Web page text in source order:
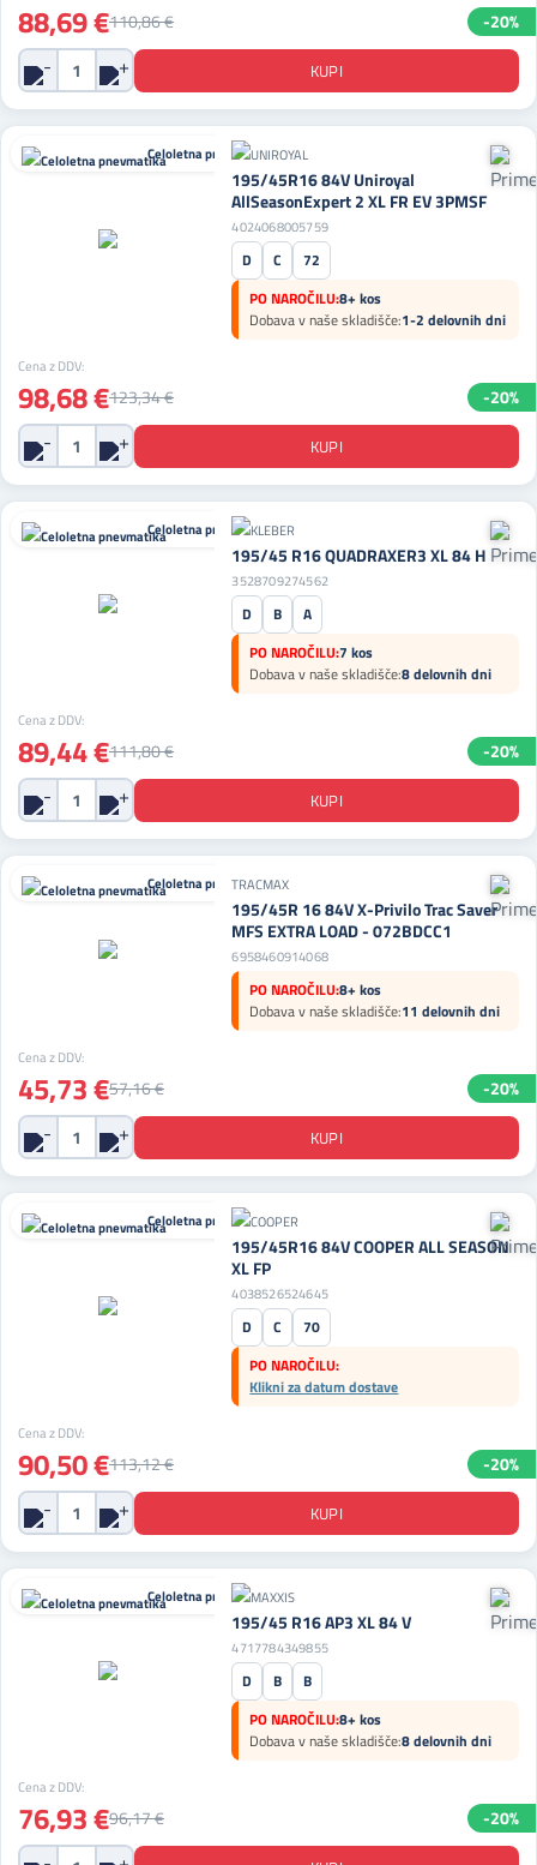
88,69 €110,86 € -20%
Celoletna pnevmatika
195/45R16 84V Uniroyal
AllSeasonExpert 2 XL FR EV 3PMSF
4024068005759
D C
72
PO NAROČILU:8+ kos
Dobava v naše skladišče:1-2 delovnih dni
Cena z DDV:
98,68 €123,34 € -20%
Celoletna pnevmatika
195/45 R16 QUADRAXER3 XL 84 H
3528709274562
D B
A
PO NAROČILU:7 kos
Dobava v naše skladišče:8 delovnih dni
Cena z DDV:
89,44 €111,80 € -20%
Celoletna pnevmatika
TRACMAX
195/45R 16 84V X-Privilo Trac Saver
MFS EXTRA LOAD - 072BDCC1
6958460914068
PO NAROČILU:8+ kos
Dobava v naše skladišče:11 delovnih dni
Cena z DDV:
45,73 €57,16 € -20%
Celoletna pnevmatika
195/45R16 84V COOPER ALL SEASON
XL FP
4038526524645
D C
70
PO NAROČILU:
Klikni za datum dostave
Cena z DDV:
90,50 €113,12 € -20%
Celoletna pnevmatika
195/45 R16 AP3 XL 84 V
4717784349855
D B
B
PO NAROČILU:8+ kos
Dobava v naše skladišče:8 delovnih dni
Cena z DDV:
76,93 €96,17 € -20%